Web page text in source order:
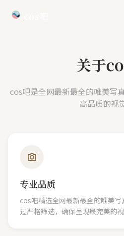
关于
cos吧是全网最新最全的唯美写
高品质的视
专业品质
cos吧精选全网最新最全的唯美
过严格筛选，确保呈现最完美的视